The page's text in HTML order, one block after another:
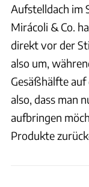
Aufstelldach im
Mirácoli & Co.
direkt vor der
also um,
Gesäßhälfte
also, dass man
aufbringen
Produkte